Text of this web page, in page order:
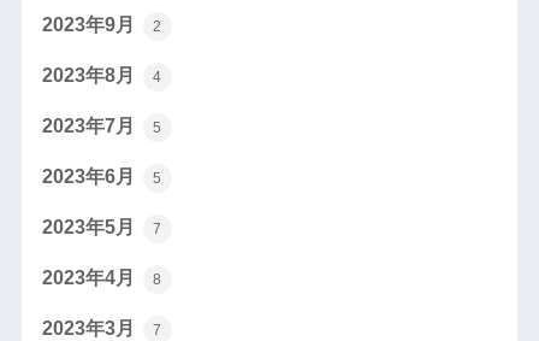
2023年9月 2
2023年8月 4
2023年7月 5
2023年6月 5
2023年5月 7
2023年4月 8
2023年3月 7